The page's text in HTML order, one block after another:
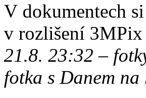
V dokumentech
v rozlišení
21.8. 23:32 –
fotka s Danem